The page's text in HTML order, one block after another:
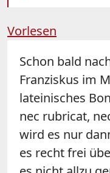
Vorlesen
Schon bald
Franziskus im
lateinisches
nec rubricat,
wird es nur
es recht frei